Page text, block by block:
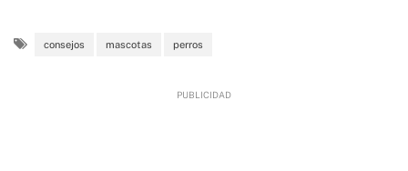
consejos mascotas perros